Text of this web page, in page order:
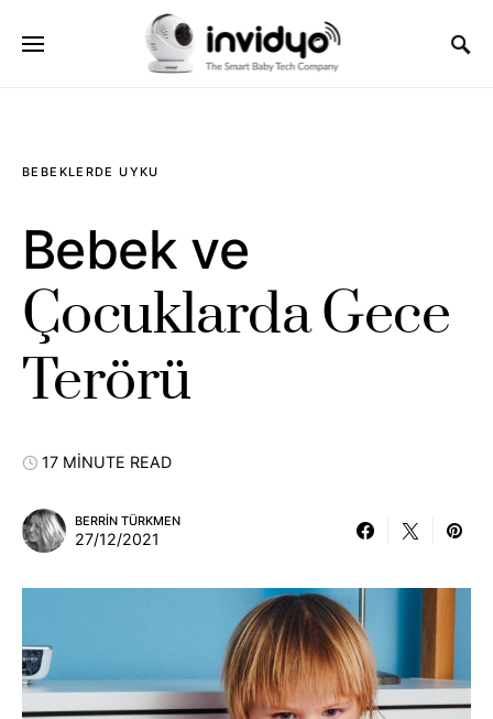
BEBEKLERDE UYKU
Bebek ve
Çocuklarda Gece
Terörü
17 MINUTE READ
BERRIN TÜRKMEN
27/12/2021